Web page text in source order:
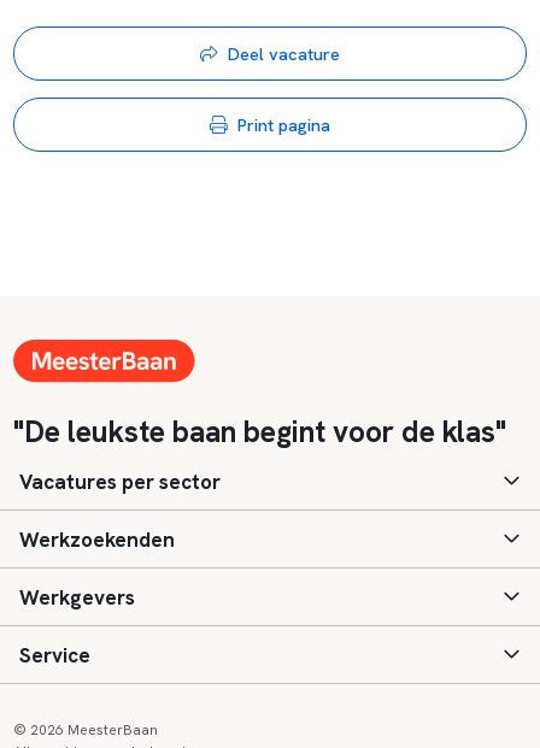
Deel vacature
Print pagina
"De leukste baan begint voor de klas"
Vacatures per sector
Basisonderwijs
Speciaal (basis) onderwijs
Voortgezet onderwijs
Werkzoekenden
Aanmelden
Vacatures
Werkgevers
Inloggen
Service
© 2026 MeesterBaan